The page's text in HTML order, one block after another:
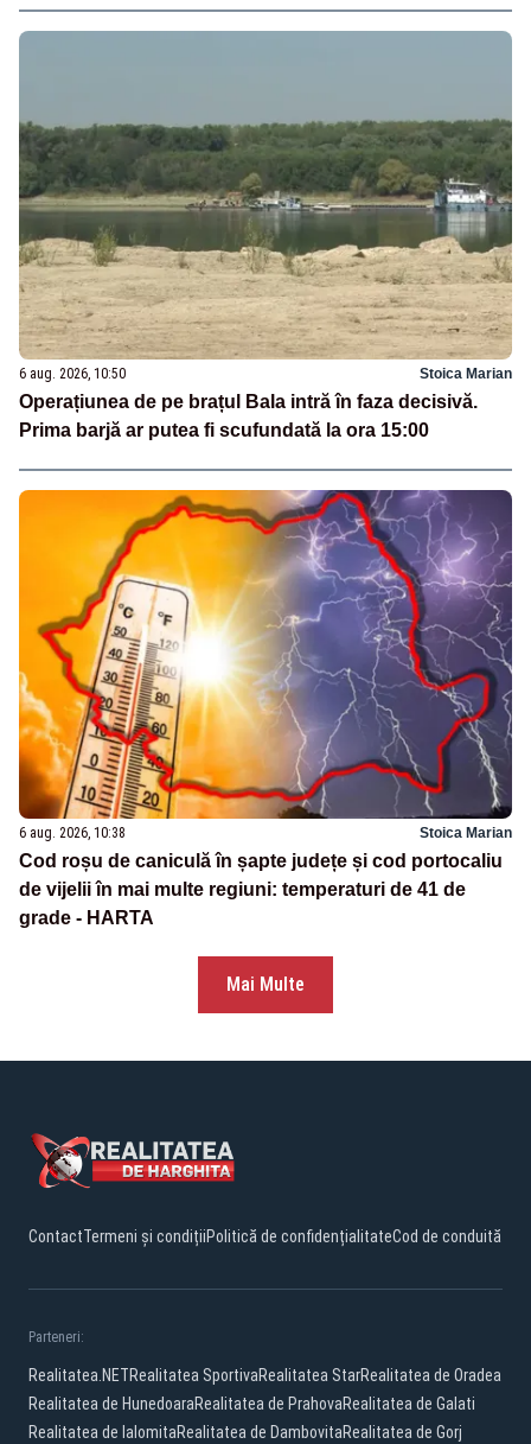
6 aug. 2026, 10:50 Stoica Marian
Operațiunea de pe brațul Bala intră în faza decisivă.
Prima barjă ar putea fi scufundată la ora 15:00
6 aug. 2026, 10:38 Stoica Marian
Cod roșu de caniculă în șapte județe și cod portocaliu
de vijelii în mai multe regiuni: temperaturi de 41 de
grade - HARTA
Mai Multe
ContactTermeni și condițiiPolitică de confidențialitateCod de conduită
Parteneri:
Realitatea.NETRealitatea SportivaRealitatea StarRealitatea de Oradea
Realitatea de HunedoaraRealitatea de PrahovaRealitatea de Galati
Realitatea de IalomitaRealitatea de DambovitaRealitatea de Gorj